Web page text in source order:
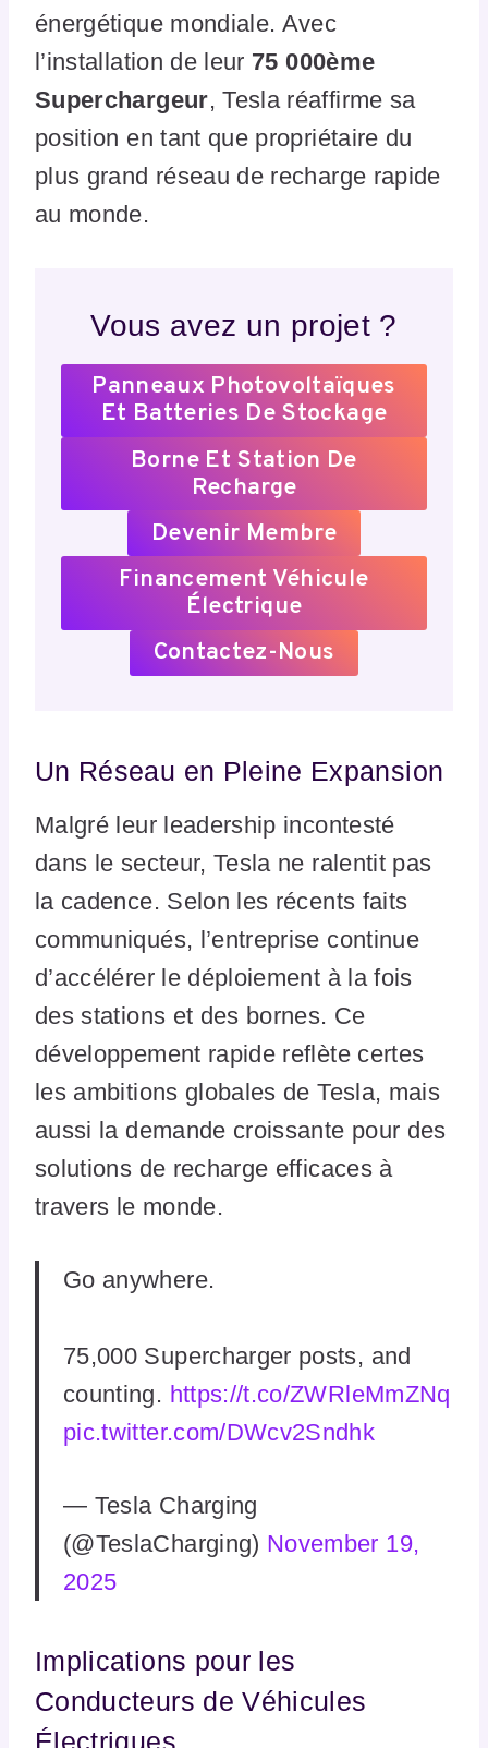
énergétique mondiale. Avec
l’installation de leur 75 000ème
Superchargeur, Tesla réaffirme sa
position en tant que propriétaire du
plus grand réseau de recharge rapide
au monde.
Vous avez un projet ?
Panneaux Photovoltaïques
Et Batteries De Stockage
Borne Et Station De
Recharge
Devenir Membre
Financement Véhicule
Électrique
Contactez-Nous
Un Réseau en Pleine Expansion
Malgré leur leadership incontesté
dans le secteur, Tesla ne ralentit pas
la cadence. Selon les récents faits
communiqués, l’entreprise continue
d’accélérer le déploiement à la fois
des stations et des bornes. Ce
développement rapide reflète certes
les ambitions globales de Tesla, mais
aussi la demande croissante pour des
solutions de recharge efficaces à
travers le monde.
Go anywhere.
75,000 Supercharger posts, and
counting. https://t.co/ZWRleMmZNq
pic.twitter.com/DWcv2Sndhk
— Tesla Charging
(@TeslaCharging) November 19,
2025
Implications pour les
Conducteurs de Véhicules